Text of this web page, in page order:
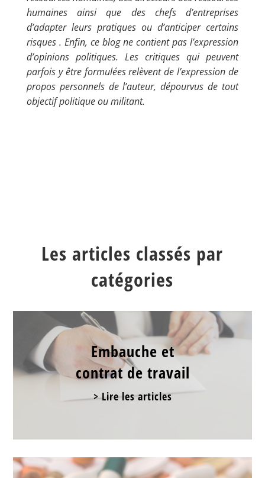
humaines ainsi que des chefs d’entreprises
d’adapter leurs pratiques ou d’anticiper certains
risques . Enfin, ce blog ne contient pas l’expression
d’opinions politiques. Les critiques qui peuvent
parfois y être formulées relèvent de l’expression de
propos personnels de l’auteur, dépourvus de tout
objectif politique ou militant.
Les articles classés par
catégories
Embauche et
contrat de travail
> Lire les articles